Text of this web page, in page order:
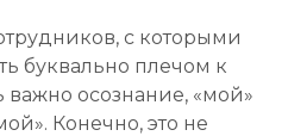
с которыми
буквально плечом к
осознание, «мой»
Конечно, это не